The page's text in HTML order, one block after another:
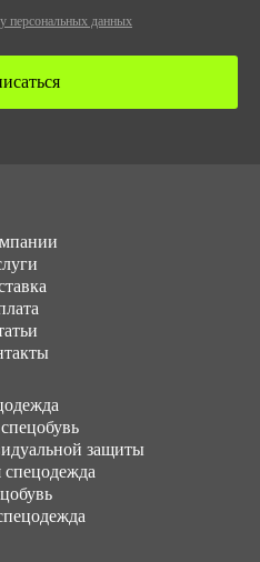
персональных данных
защиты